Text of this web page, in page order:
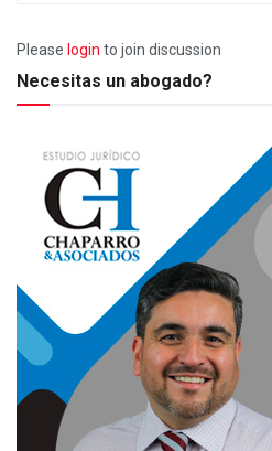
Please login to join discussion
Necesitas un abogado?